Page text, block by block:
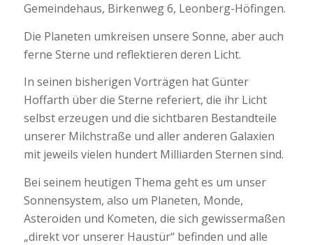
Gemeindehaus, Birkenweg 6, Leonberg-Höfingen.
Die Planeten umkreisen unsere Sonne, aber auch
ferne Sterne und reflektieren deren Licht.
In seinen bisherigen Vorträgen hat Günter
Hoffarth über die Sterne referiert, die ihr Licht
selbst erzeugen und die sichtbaren Bestandteile
unserer Milchstraße und aller anderen Galaxien
mit jeweils vielen hundert Milliarden Sternen sind.
Bei seinem heutigen Thema geht es um unser
Sonnensystem, also um Planeten, Monde,
Asteroiden und Kometen, die sich gewissermaßen
„direkt vor unserer Haustür“ befinden und alle